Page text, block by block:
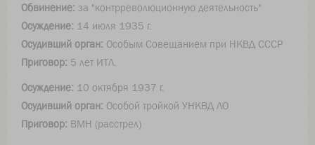
Обвинение: за "контрреволюционную деятельность"
Осуждение: 14 июля 1935 г.
Осудивший орган: Особым Совещанием при НКВД СССР
Приговор: 5 лет ИТЛ.
Осуждение: 10 октября 1937 г.
Осудивший орган: Особой тройкой УНКВД ЛО
Приговор: ВМН (расстрел)